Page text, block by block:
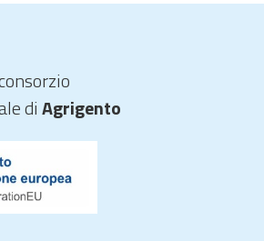
diAgrigento